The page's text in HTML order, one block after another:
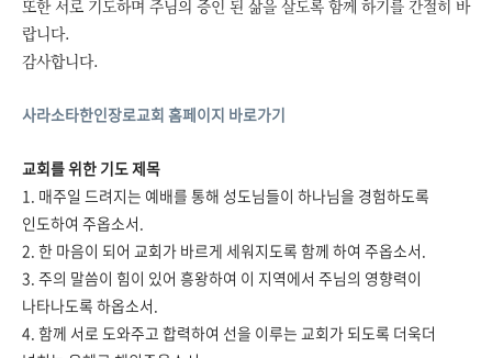
또한 서로 기도하며 주님의 증인 된 삶을 살도록 함께 하기를 간절히 바
랍니다.
감사합니다.
사라소타한인장로교회 홈페이지 바로가기
교회를 위한 기도 제목
1. 매주일 드려지는 예배를 통해 성도님들이 하나님을 경험하도록
인도하여 주옵소서.
2. 한 마음이 되어 교회가 바르게 세워지도록 함께 하여 주옵소서.
3. 주의 말씀이 힘이 있어 흥왕하여 이 지역에서 주님의 영향력이
나타나도록 하옵소서.
4. 함께 서로 도와주고 합력하여 선을 이루는 교회가 되도록 더욱더